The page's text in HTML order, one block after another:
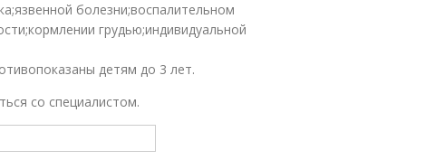
болезни;воспалительном
грудью;индивидуальной
детям до 3 лет.
со специалистом.